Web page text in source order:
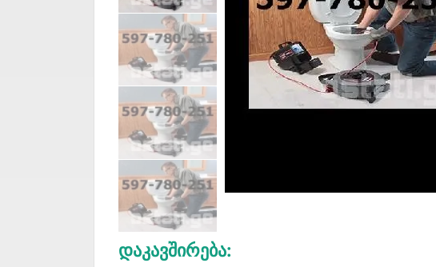
Დაკავშირება: